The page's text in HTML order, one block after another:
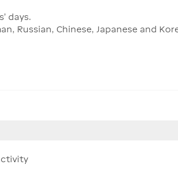
days.
Russian, Chinese, Japanese and